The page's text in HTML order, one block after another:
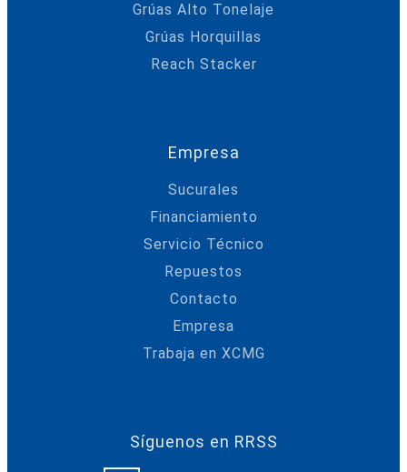
Grúas Alto Tonelaje
Grúas Horquillas
Reach Stacker
Empresa
Sucurales
Financiamiento
Servicio Técnico
Repuestos
Contacto
Empresa
Trabaja en XCMG
Síguenos en RRSS